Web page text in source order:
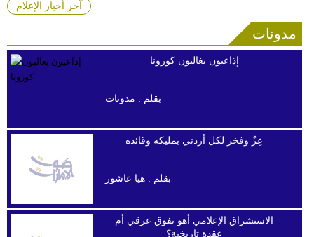
آخر أخبار الإعلام
مدونات
إذاعيون يغالبون كورونا
بقلم : مدونات
عِزٌ وفخر لكل أردني بمليكه وقائده
بقلم :هيا عاشور
الاستشراق الإعلامي أهو تفوق عرقي أم
عقدة تاريخية؟